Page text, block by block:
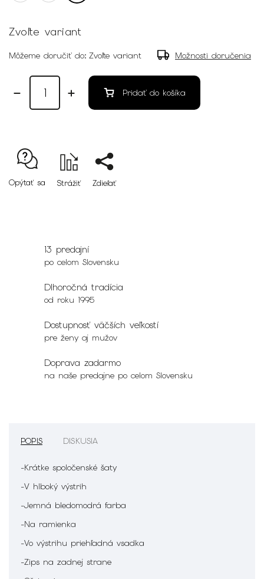
Zvoľte variant
Môžeme doručiť do: Zvoľte variant Možnosti doručenia
Pridať do košíka
Opýtať sa Strážiť Zdieľať
13 predajní
po celom Slovensku
Dlhoročná tradícia
od roku 1995
Dostupnosť väčších veľkostí
pre ženy aj mužov
Doprava zadarmo
na naše predajne po celom Slovensku
POPIS DISKUSIA
-Krátke spoločenské šaty
-V hlboký výstrih
-Jemná bledomodrá farba
-Na ramienka
-Vo výstrihu priehľadná vsadka
-Zips na zadnej strane